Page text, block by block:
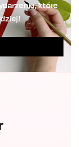
które